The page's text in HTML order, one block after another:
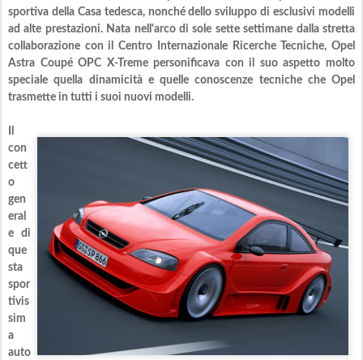
sportiva della Casa tedesca, nonché dello sviluppo di esclusivi modelli
ad alte prestazioni. Nata nell'arco di sole sette settimane dalla stretta
collaborazione con il Centro Internazionale Ricerche Tecniche, Opel
Astra Coupé OPC X-Treme personificava con il suo aspetto molto
speciale quella dinamicità e quelle conoscenze tecniche che Opel
trasmette in tutti i suoi nuovi modelli.
con
cett
o
gen
eral
e di
que
sta
spor
tivis
sim
a
auto